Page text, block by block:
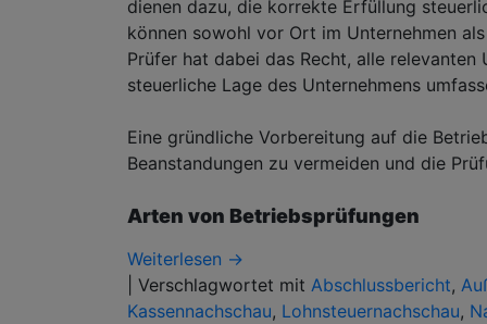
dienen dazu, die korrekte Erfüllung
können sowohl vor Ort im Unternehmen
Prüfer hat dabei das Recht, alle
steuerliche Lage des Unternehmens
Eine gründliche Vorbereitung auf die
Beanstandungen zu vermeiden und die
Arten von Betriebsprüfungen
Weiterlesen →
Verschlagwortet mit Abschlussbericht,
Kassennachschau, Lohnsteuernachschau,